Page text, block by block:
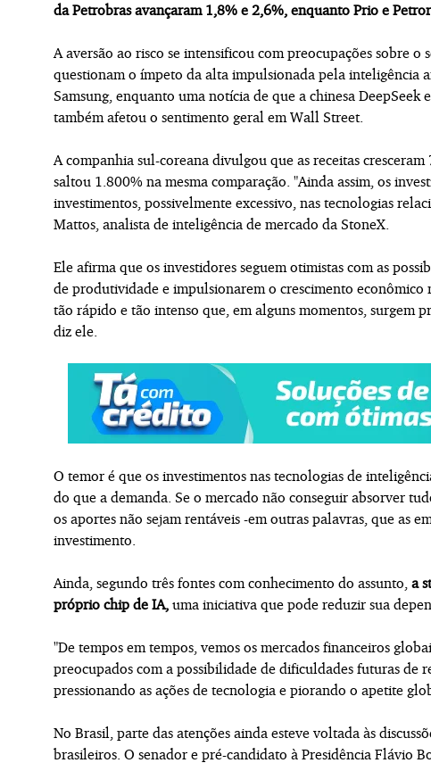
da Petrobras avançaram 1,8% e 2,6%, enquanto Prio e
A aversão ao risco se intensificou com preocupações sobre
questionam o ímpeto da alta impulsionada pela inteligência
Samsung, enquanto uma notícia de que a chinesa
também afetou o sentimento geral em Wall Street.
A companhia sul-coreana divulgou que as receitas
saltou 1.800% na mesma comparação. "Ainda assim, os
investimentos, possivelmente excessivo, nas tecnologias
Mattos, analista de inteligência de mercado da StoneX.
Ele afirma que os investidores seguem otimistas com as
de produtividade e impulsionarem o crescimento
tão rápido e tão intenso que, em alguns momentos, surgem
diz ele.
O temor é que os investimentos nas tecnologias de
do que a demanda. Se o mercado não conseguir absorver
os aportes não sejam rentáveis -em outras palavras, que as
investimento.
Ainda, segundo três fontes com conhecimento do assunto, a
próprio chip de IA, uma iniciativa que pode reduzir sua
"De tempos em tempos, vemos os mercados financeiros
preocupados com a possibilidade de dificuldades futuras de
pressionando as ações de tecnologia e piorando o apetite
No Brasil, parte das atenções ainda esteve voltada às
brasileiros. O senador e pré-candidato à Presidência Flávio